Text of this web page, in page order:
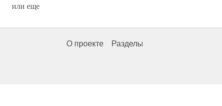
или еще
О проекте Разделы